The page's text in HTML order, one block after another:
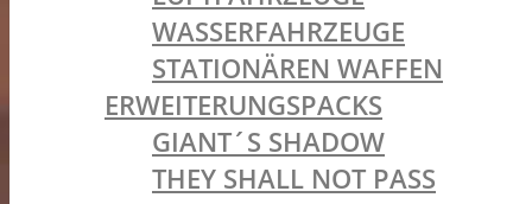
WASSERFAHRZEUGE
STATIONÄREN WAFFEN
ERWEITERUNGSPACKS
GIANT´S SHADOW
THEY SHALL NOT PASS